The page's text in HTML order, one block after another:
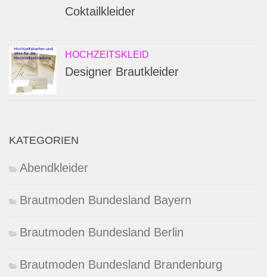
Coktailkleider
HOCHZEITSKLEID
Designer Brautkleider
KATEGORIEN
Abendkleider
Brautmoden Bundesland Bayern
Brautmoden Bundesland Berlin
Brautmoden Bundesland Brandenburg